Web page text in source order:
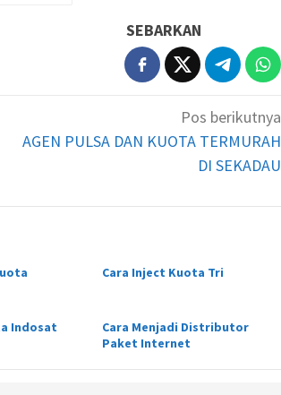
SEBARKAN
Pos berikutnya
AGEN PULSA DAN KUOTA TERMURAH
DI SEKADAU
Cara Inject Kuota Tri
Indosat
Cara Menjadi Distributor
Paket Internet